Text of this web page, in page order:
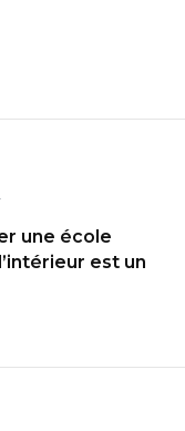
une école
est un